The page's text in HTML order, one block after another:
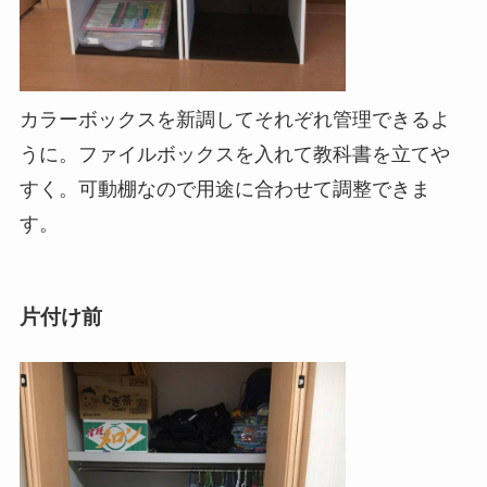
カラーボックスを新調してそれぞれ管理できるよ
うに。ファイルボックスを入れて教科書を立てや
すく。可動棚なので用途に合わせて調整できま
す。
片付け前